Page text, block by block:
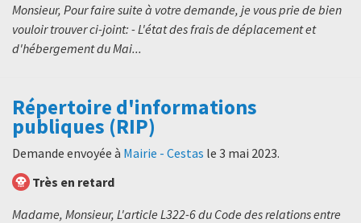
Monsieur, Pour faire suite à votre demande, je vous prie de bien
vouloir trouver ci-joint: - L'état des frais de déplacement et
d'hébergement du Mai...
Répertoire d'informations
publiques (RIP)
Demande envoyée à Mairie - Cestas le 3 mai 2023.
Très en retard
Madame, Monsieur, L'article L322-6 du Code des relations entre